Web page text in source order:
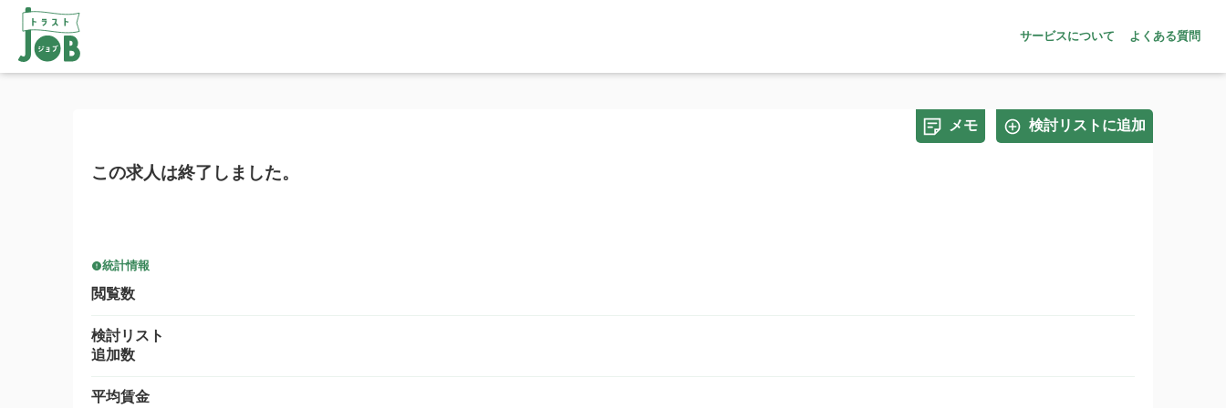
サービスについて よくある質問
メモ 検討リストに追加
この求人は終了しました。
統計情報
閲覧数
検討リスト
追加数
平均賃金